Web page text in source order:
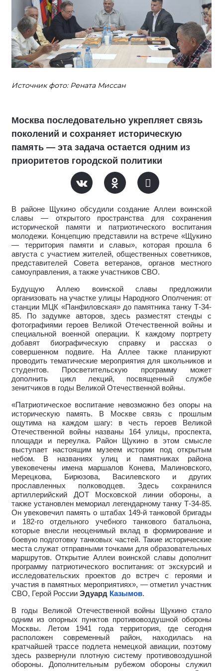
Источник фото: Рената Миссан
Москва последовательно укрепляет связь
поколений и сохраняет историческую
память — эта задача остается одним из
приоритетов городской политики
В районе Щукино обсудили создание Аллеи воинской
славы — открытого пространства для сохранения
исторической памяти и патриотического воспитания
молодежи. Концепцию представили на встрече «Щукино
— территория памяти и славы», которая прошла 6
августа с участием жителей, общественных советников,
представителей Совета ветеранов, органов местного
самоуправления, а также участников СВО.
Будущую Аллею воинской славы предложили
организовать на участке улицы Народного Ополчения: от
станции МЦК «Панфиловская» до памятника танку Т-34-
85. По задумке авторов, здесь разместят стенды с
фотографиями героев Великой Отечественной войны и
специальной военной операции. К каждому портрету
добавят биографическую справку и рассказ о
совершенном подвиге. На Аллее также планируют
проводить тематические мероприятия для школьников и
студентов. Просветительскую программу может
дополнить цикл лекций, посвященный службе
зенитчиков в годы Великой Отечественной войны.
«Патриотическое воспитание невозможно без опоры на
историческую память. В Москве связь с прошлым
ощутима на каждом шагу: в честь героев Великой
Отечественной войны названы 164 улицы, проспекта,
площади и переулка. Район Щукино в этом смысле
выступает настоящим музеем истории под открытым
небом. В названиях улиц и памятниках района
увековечены имена маршалов Конева, Малиновского,
Мерецкова, Бирюзова, Василевского и других
прославленных полководцев. Здесь сохранился
артиллерийский ДОТ Московской линии обороны, а
также установлен мемориал легендарному танку Т-34-85.
Он увековечил память о штабах 149-й танковой бригады
и 182-го отдельного учебного танкового батальона,
которые внесли неоценимый вклад в формирование и
боевую подготовку танковых частей. Такие исторические
места служат отправными точками для образовательных
маршрутов. Открытие Аллеи воинской славы дополнит
программу патриотического воспитания: от экскурсий и
исследовательских проектов до встреч с героями и
участия в памятных мероприятиях», — отметил участник
СВО, Герой России Эдуард Казымов.
В годы Великой Отечественной войны Щукино стало
одним из опорных пунктов противовоздушной обороны
Москвы. Летом 1941 года территория, где сегодня
расположен современный район, находилась на
кратчайшей трассе подлета немецкой авиации, поэтому
здесь развернули плотную систему противовоздушной
обороны. Дополнительным рубежом обороны служил